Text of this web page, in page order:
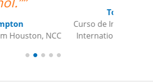
de Inglês em Indianapolis,
Aerospace Tubes